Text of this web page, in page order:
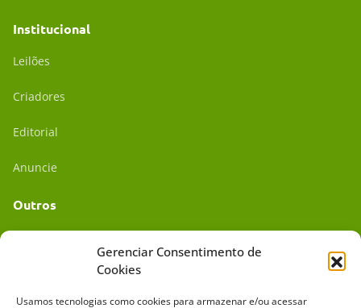
Gerenciar Consentimento de
Cookies
Usamos tecnologias como cookies para armazenar e/ou acessar
Institucional
Leilões
Criadores
Editorial
Anuncie
Outros